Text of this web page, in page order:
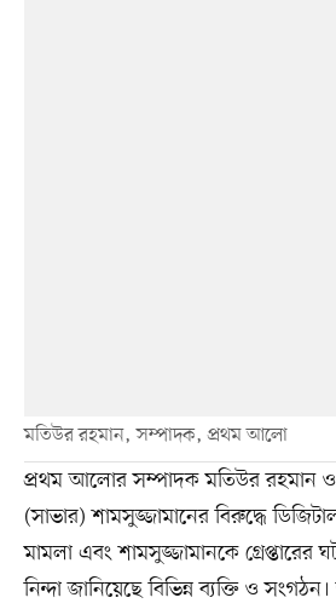
মতিউর রহমান, সম্পাদক, প্রথম আলো
প্রথম আলোর সম্পাদক মতিউর রহমান ও
(সাভার) শামসুজ্জামানের বিরুদ্ধে
মামলা এবং শামসুজ্জামানকে গ্রেপ্তারের
নিন্দা জানিয়েছে বিভিন্ন ব্যক্তি ও